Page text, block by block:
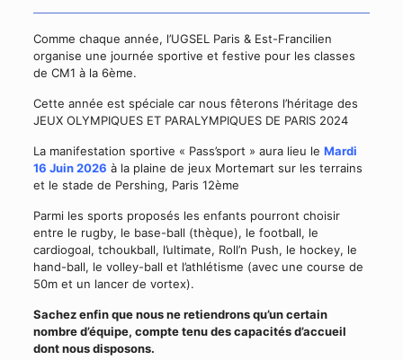
Comme chaque année, l’UGSEL Paris & Est-Francilien
organise une journée sportive et festive pour les classes
de CM1 à la 6ème.
Cette année est spéciale car nous fêterons l’héritage des
JEUX OLYMPIQUES ET PARALYMPIQUES DE PARIS 2024
La manifestation sportive « Pass’sport » aura lieu le Mardi
16 Juin2026 à la plaine de jeux Mortemart sur les terrains
et le stade de Pershing, Paris 12ème
Parmi les sports proposés les enfants pourront choisir
entre le rugby, le base-ball (thèque), le football, le
cardiogoal, tchoukball, l’ultimate, Roll’n Push, le hockey, le
hand-ball, le volley-ball et l’athlétisme (avec une course de
50m et un lancer de vortex).
Sachez enfin que nous ne retiendrons qu’un certain
nombre d’équipe, compte tenu des capacités d’accueil
dont nous disposons.